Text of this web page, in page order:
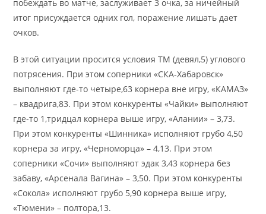
побеждать во матче, заслуживает 3 очка, за ничейный
итог присуждается одних гол, поражение лишать дает
очков.
В этой ситуации просится условия ТМ (девял,5) углового
потрясения. При этом соперники «СКА-Хабаровск»
выполняют где-то четыре,63 корнера вне игру, «КАМАЗ»
– квадрига,83. При этом конкуренты «Чайки» выполняют
где-то 1,тридцал корнера выше игру, «Алании» – 3,73.
При этом конкуренты «Шинника» исполняют грубо 4,50
корнера за игру, «Черноморца» – 4,13. При этом
соперники «Сочи» выполняют эдак 3,43 корнера без
забаву, «Арсенала Вагина» – 3,50. При этом конкуренты
«Сокола» исполняют грубо 5,90 корнера выше игру,
«Тюмени» – полтора,13.